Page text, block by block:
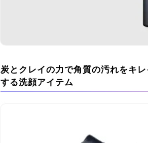
炭とクレイの力で角質の汚れをキ
する洗顔アイテム